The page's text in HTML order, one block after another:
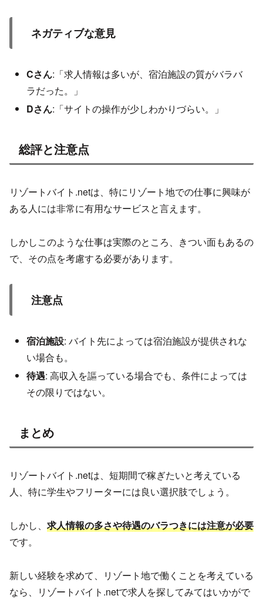
ネガティブな意見
Cさん:「求人情報は多いが、宿泊施設の質がバラバ
ラだった。」
Dさん:「サイトの操作が少しわかりづらい。」
総評と注意点
リゾートバイト.netは、特にリゾート地での仕事に興味が
ある人には非常に有用なサービスと言えます。
しかしこのような仕事は実際のところ、きつい面もあるの
で、その点を考慮する必要があります。
注意点
宿泊施設: バイト先によっては宿泊施設が提供されな
い場合も。
待遇: 高収入を謳っている場合でも、条件によっては
その限りではない。
まとめ
リゾートバイト.netは、短期間で稼ぎたいと考えている
人、特に学生やフリーターには良い選択肢でしょう。
しかし、 求人情報の多さや待遇のバラつきには注意が必要
です。
新しい経験を求めて、リゾート地で働くことを考えている
なら、リゾートバイト.netで求人を探してみてはいかがで